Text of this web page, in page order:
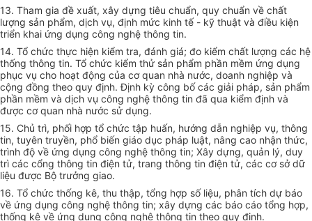
13. Tham gia đề xuất, xây dựng tiêu chuẩn, quy chuẩn về chất
lượng sản phẩm, dịch vụ, định mức kinh tế - kỹ thuật và điều kiện
triển khai ứng dụng công nghệ thông tin.
14. Tổ chức thực hiện kiểm tra, đánh giá; đo kiểm chất lượng các hệ
thống thông tin. Tổ chức kiểm thử sản phẩm phần mềm ứng dụng
phục vụ cho hoạt động của cơ quan nhà nước, doanh nghiệp và
cộng đồng theo quy định. Định kỳ công bố các giải pháp, sản phẩm
phần mềm và dịch vụ công nghệ thông tin đã qua kiểm định và
được cơ quan nhà nước sử dụng.
15. Chủ trì, phối hợp tổ chức tập huấn, hướng dẫn nghiệp vụ, thông
tin, tuyên truyền, phổ biến giáo dục pháp luật, nâng cao nhận thức,
trình độ về ứng dụng công nghệ thông tin; Xây dựng, quản lý, duy
trì các cổng thông tin điện tử, trang thông tin điện tử, các cơ sở dữ
liệu được Bộ trưởng giao.
16. Tổ chức thống kê, thu thập, tổng hợp số liệu, phân tích dự báo
về ứng dụng công nghệ thông tin; xây dựng các báo cáo tổng hợp,
thống kê về ứng dụng công nghệ thông tin theo quy định.